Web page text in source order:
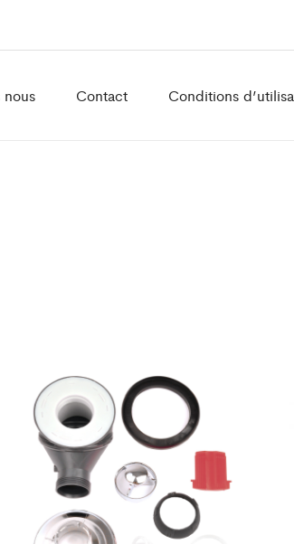
nous Contact Conditions